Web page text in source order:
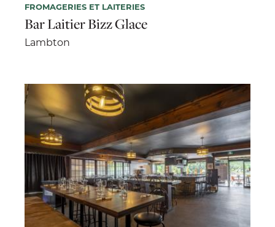
FROMAGERIES ET LAITERIES
Bar Laitier Bizz Glace
Lambton